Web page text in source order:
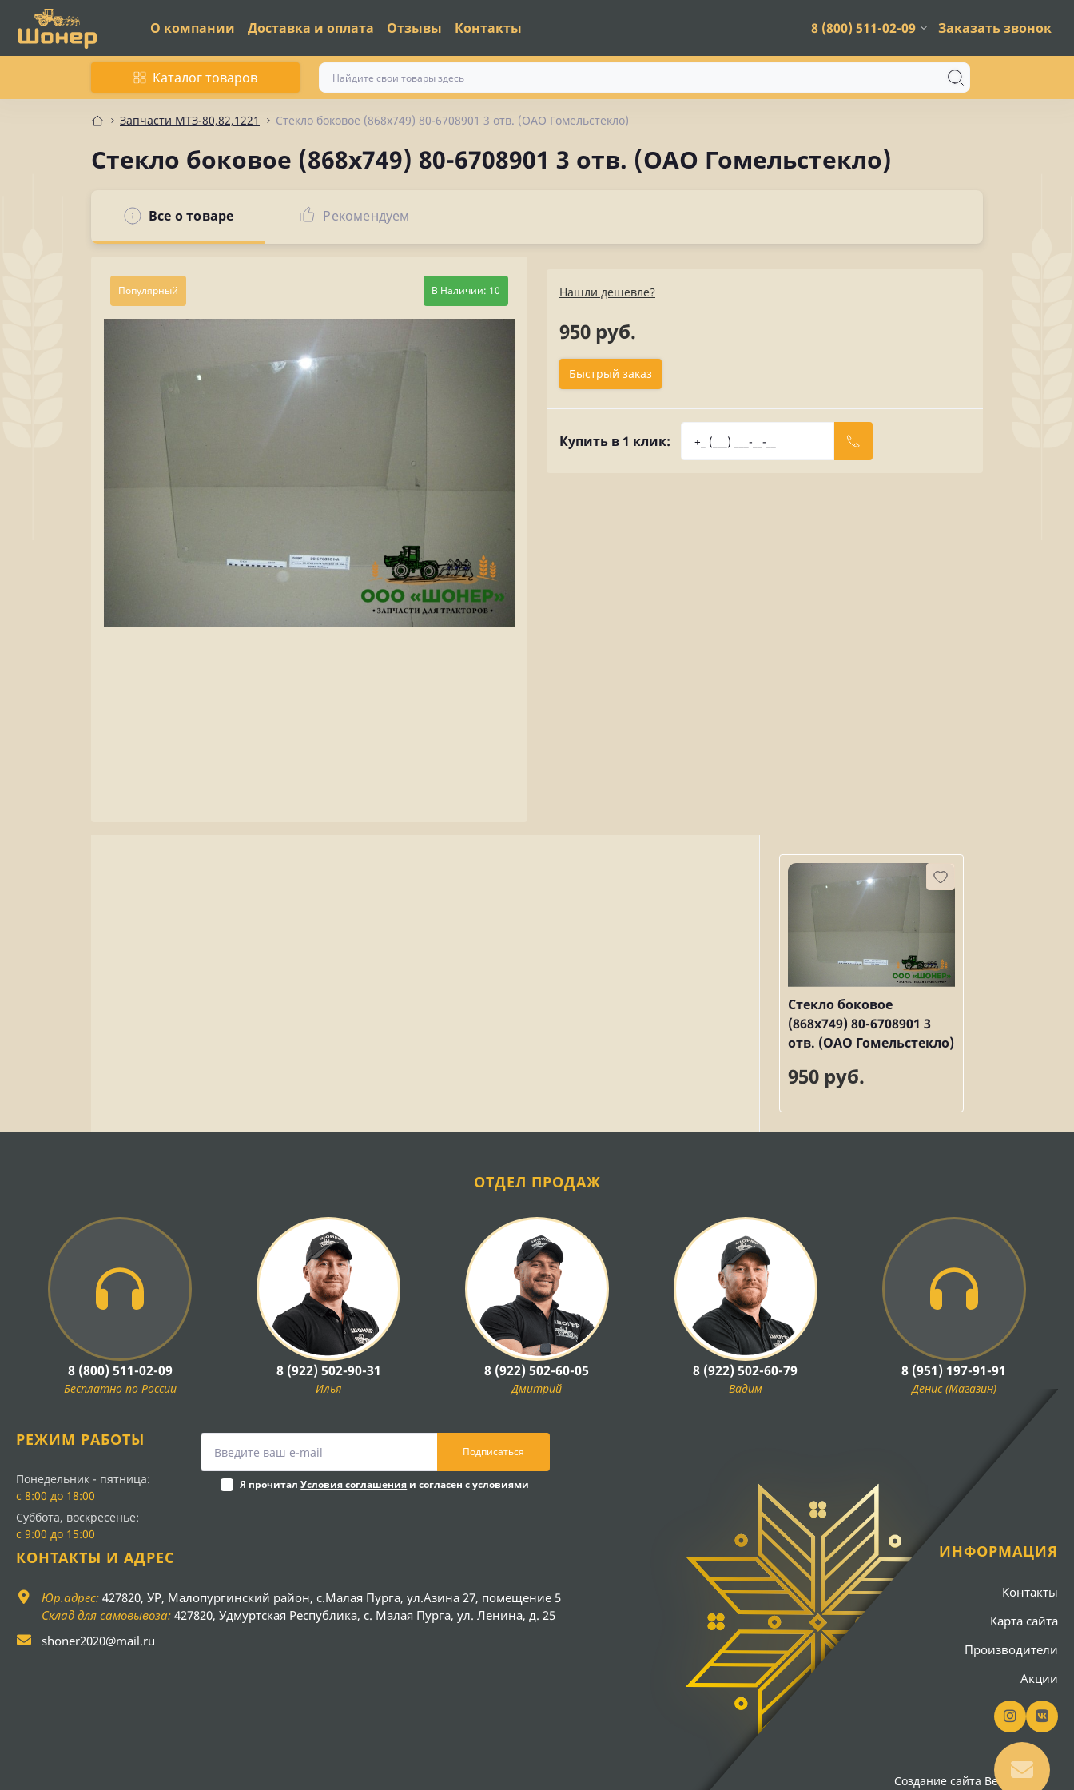
О компании Доставка и оплата Отзывы Контакты 8 (800) 511-02-09 Заказать звонок
Каталог товаров
Запчасти МТЗ-80,82,1221 Стекло боковое (868х749) 80-6708901 3 отв. (ОАО Гомельстекло)
Стекло боковое (868х749) 80-6708901 3 отв. (ОАО Гомельстекло)
Все о товаре Рекомендуем
Популярный В Наличии: 10 Нашли дешевле?
950 руб.
Быстрый заказ
Купить в 1 клик:
Стекло боковое
(868х749) 80-6708901 3
отв. (ОАО Гомельстекло)
950 руб.
ОТДЕЛ ПРОДАЖ
8 (800) 511-02-09
Бесплатно по России
8 (922) 502-90-31
Илья
8 (922) 502-60-05
Дмитрий
8 (922) 502-60-79
Вадим
8 (951) 197-91-91
Денис (Магазин)
РЕЖИМ РАБОТЫ
Понедельник - пятница:
с 8:00 до 18:00
Суббота, воскресенье:
с 9:00 до 15:00
Подписаться
Я прочиталУсловия соглашения и согласен с условиями
КОНТАКТЫ И АДРЕС
Юр.адрес: 427820, УР, Малопургинский район, с.Малая Пурга, ул.Азина 27, помещение 5
Склад для самовывоза: 427820, Удмуртская Республика, с. Малая Пурга, ул. Ленина, д. 25
shoner2020@mail.ru
ИНФОРМАЦИЯ
Контакты
Карта сайта
Производители
Акции
Создание сайта Вебсайт18